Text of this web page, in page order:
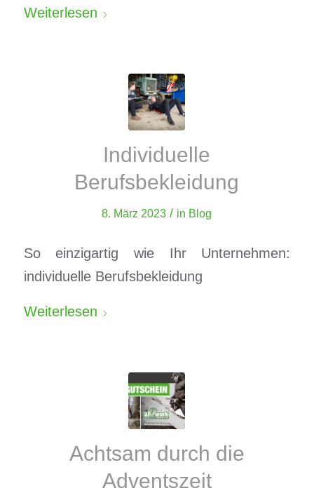
Weiterlesen
Individuelle
Berufsbekleidung
8. März 2023 / in Blog
So einzigartig wie Ihr Unternehmen:
individuelle Berufsbekleidung
Weiterlesen
Achtsam durch die
Adventszeit